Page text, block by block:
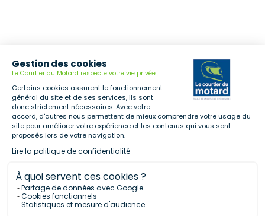
Gestion des cookies
Le Courtier du Motard respecte votre vie privée
Certains cookies assurent le fonctionnement
général du site et de ses services, ils sont
donc strictement nécessaires. Avec votre
accord, d'autres nous permettent de mieux comprendre votre usage du
site pour améliorer votre expérience et les contenus qui vous sont
proposés lors de votre navigation.
Lire la politique de confidentialité
À quoi servent ces cookies ?
Partage de données avec Google
Cookies fonctionnels
Statistiques et mesure d'audience